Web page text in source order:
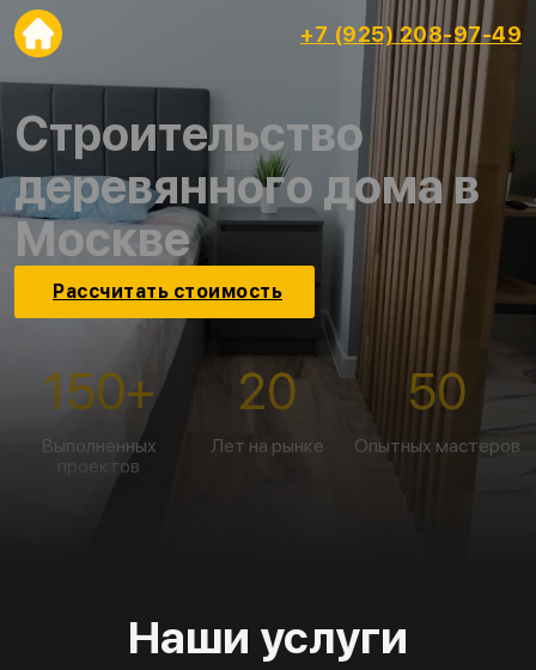
+7 (925) 208-97-49
Строительство
деревянного дома в
Москве
Рассчитать стоимость
150+
Выполненных
проектов
20
Лет на рынке
50
Опытных мастеров
Наши услуги